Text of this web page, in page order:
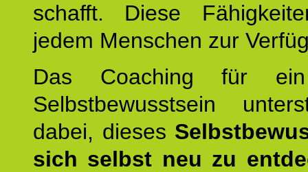
schafft. Diese
jedem Menschen zur
Das Coaching für
Selbstbewusstsein
dabei, dieses
sich selbst neu zu